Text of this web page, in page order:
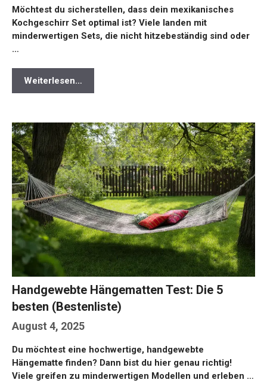
Möchtest du sicherstellen, dass dein mexikanisches
Kochgeschirr Set optimal ist? Viele landen mit
minderwertigen Sets, die nicht hitzebeständig sind oder
…
Weiterlesen…
August 4, 2025
Handgewebte Hängematten Test: Die 5
besten (Bestenliste)
Du möchtest eine hochwertige, handgewebte
Hängematte finden? Dann bist du hier genau richtig!
Viele greifen zu minderwertigen Modellen und erleben …